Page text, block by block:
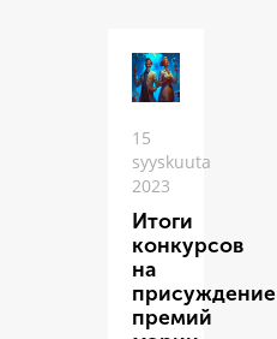
15
syyskuuta
2023
Итоги
конкурсов
на
присуждение
премий